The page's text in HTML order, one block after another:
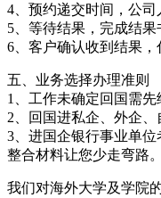
4、预约递交时间，公司
5、等待结果，完成结
6、客户确认收到结果，
五、业务选择办理准则
1、工作未确定回国需
2、回国进私企、外企
3、进国企银行事业单
整合材料让您少走弯路。
我们对海外大学及学院